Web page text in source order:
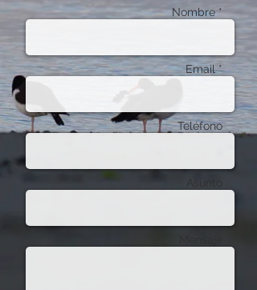
Nombre *
Email *
Teléfono